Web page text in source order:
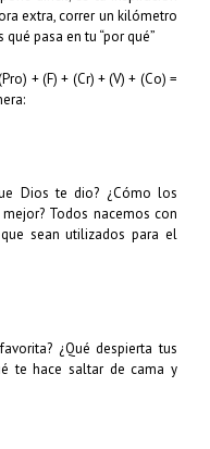
extra, correr un kilómetro
pasa en tu “por qué”
+ (F) + (Cr) + (V) + (Co) =
Dios te dio? ¿Cómo los
Todos nacemos con
sean utilizados para el
¿Qué despierta tus
te hace saltar de cama y